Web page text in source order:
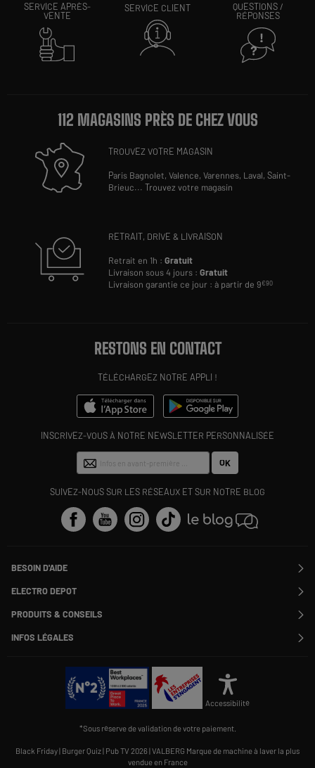
SERVICE APRÈS-
VENTE
SERVICE CLIENT
QUESTIONS /
RÉPONSES
112 MAGASINS PRÈS DE CHEZ VOUS
TROUVEZ VOTRE MAGASIN
Paris Bagnolet,Valence,Varennes, Laval,Saint-
Brieuc...Trouvez votre magasin
RETRAIT, DRIVE & LIVRAISON
Retrait en 1h :Gratuit
Livraison sous 4 jours :Gratuit
Livraison garantie ce jour : à partir de 9€90
RESTONS EN CONTACT
TÉLÉCHARGEZ NOTRE APPLI !
INSCRIVEZ-VOUS À NOTRE NEWSLETTER PERSONNALISÉE
OK
SUIVEZ-NOUS SUR LES RÉSEAUX ET SUR NOTRE BLOG
BESOIN D'AIDE
Contactez-nous
Suivre ma commande
Modifier ou annuler ma commande
SAV
Payer en plusieurs fois
ELECTRO DEPOT
Rejoignez-nous !
Alliance Valiuz
PRODUITS & CONSEILS
Nos marques
Les avis du site
Le moins cher
Offres de remboursement
Conseils produits
Cartes cadeaux
INFOS LÉGALES
Politique cookies
Gérer les cookies
Charte de protection
Accessibilité : non conforme
Accessibilité
*Sous réserve de validation de votre paiement.
Black Friday Burger Quiz Pub TV 2026 VALBERG Marque de machine à laver la plus
vendue en France